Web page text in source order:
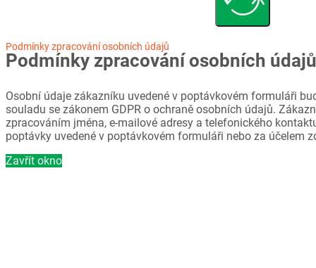
Podmínky zpracování osobních údajů
Podmínky zpracování osobních údajů
Osobní údaje zákazníku uvedené v poptávkovém formuláři
souladu se zákonem GDPR o ochraně osobních údajů.
zpracováním jména, e-mailové adresy a telefonického
poptávky uvedené v poptávkovém formuláři nebo za účelem
Zavřít okno